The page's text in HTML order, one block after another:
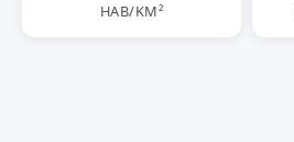
HAB/KM²